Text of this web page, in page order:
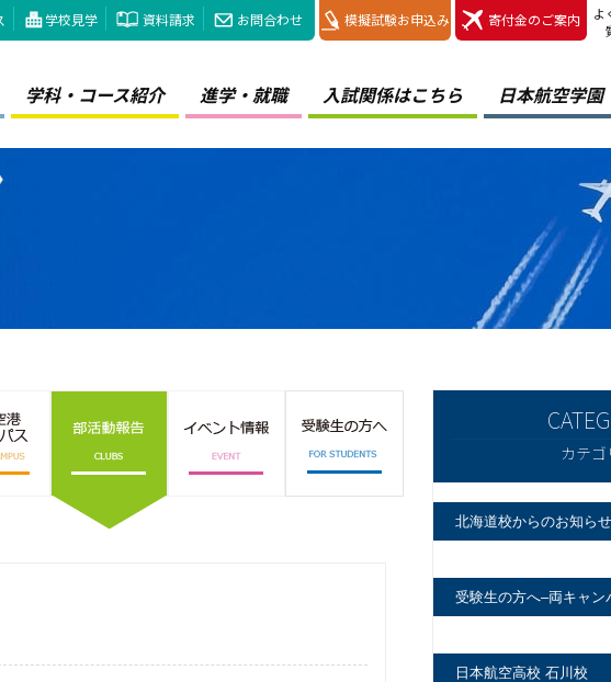
学校見学 資料請求 お問合わせ 模擬試験お申込み 寄付金のご案内
よ
学科・コース紹介 進学・就職 入試関係はこちら 日本航空学園
カテゴ
北海道校からのお知らせ
受験生の方へ–両キャン
日本航空高校 石川校